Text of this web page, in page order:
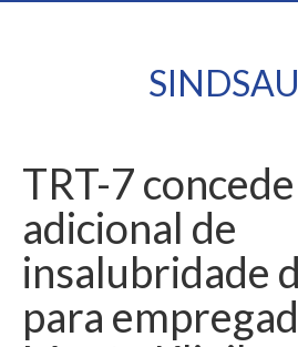
TRT-7 concede
adicional de
insalubridade
para